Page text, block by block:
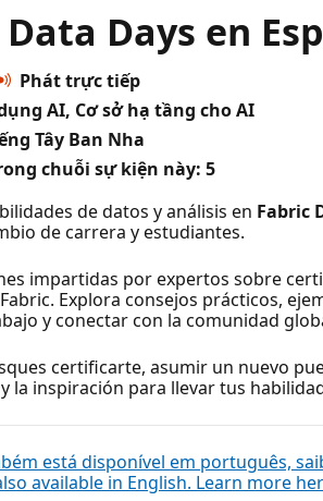
Days en
Phát trực tiếp
AI, Cơ sở hạ tầng cho AI
Tây Ban Nha
chuỗi sự kiện này: 5
de datos y análisis en Fabric
de carrera y estudiantes.
impartidas por expertos sobre
Explora consejos prácticos,
y conectar con la comunidad
certificarte, asumir un nuevo
la inspiración para llevar tus
está disponível em português,
available in English. Learn more